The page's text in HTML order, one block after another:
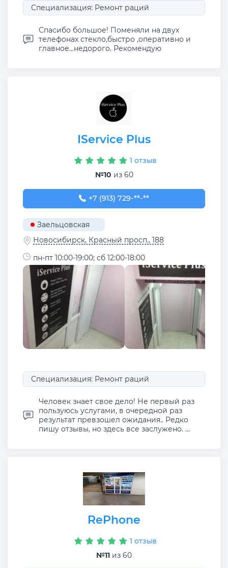
Специализация: Ремонт раций
Спасибо большое! Поменяли на двух
телефонах стекло,быстро ,оперативно и
главное...недорого. Рекомендую
IService Plus
1 отзыв
№10 из 60
+7 (913) 729-31-07
+7 (913) 729-**-**
Заельцовская
Новосибирск, Красный просп., 188
пн-пт 10:00-19:00; сб 12:00-18:00
Специализация: Ремонт раций
Человек знает свое дело! Не первый раз
пользуюсь услугами, в очередной раз
результат превзошел ожидания.. Редко
пишу отзывы, но здесь все заслужено. ...
RePhone
1 отзыв
№11 из 60